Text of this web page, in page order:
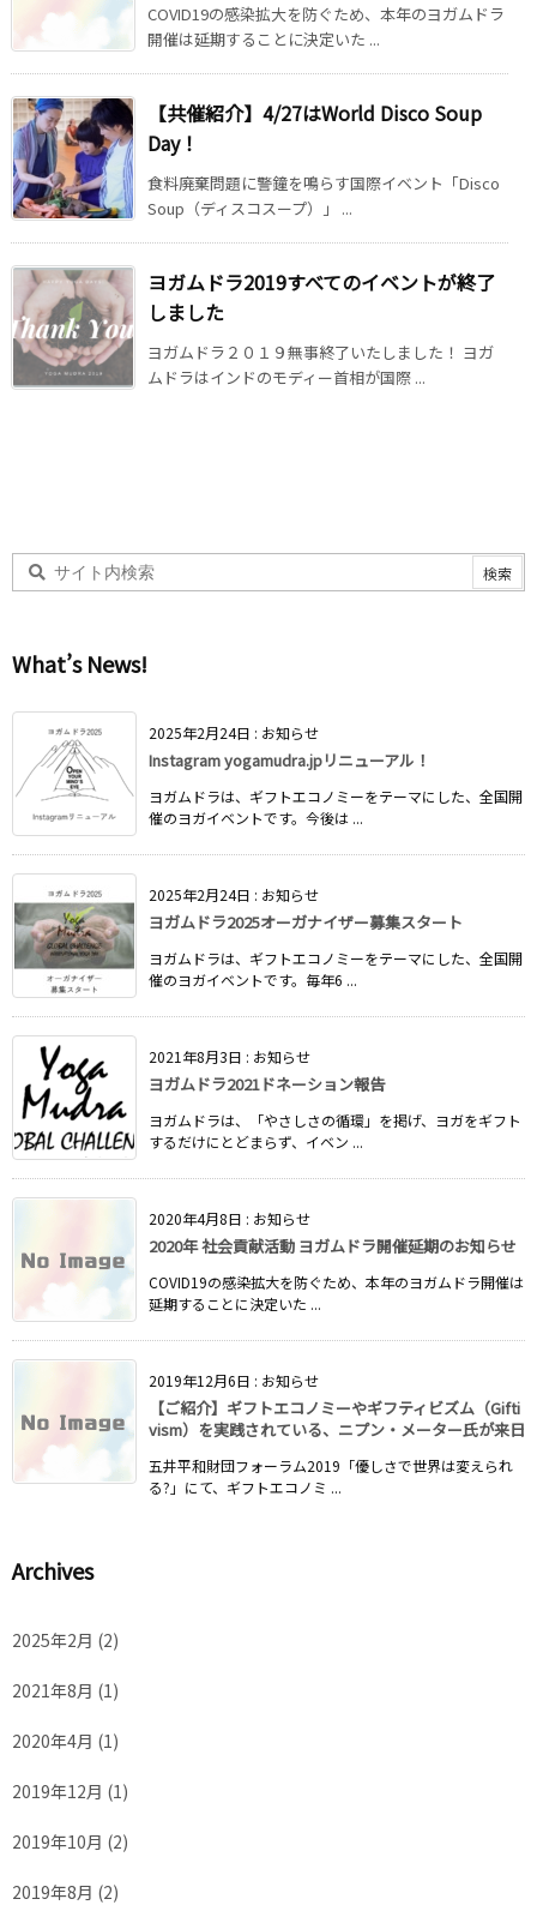
COVID19の感染拡大を防ぐため、本年のヨガムドラ
開催は延期することに決定いた ...
【共催紹介】4/27はWorld Disco Soup
Day！
食料廃棄問題に警鐘を鳴らす国際イベント「Disco
Soup（ディスコスープ）」 ...
ヨガムドラ2019すべてのイベントが終了
しました
ヨガムドラ２０１９無事終了いたしました！ ヨガ
ムドラはインドのモディー首相が国際 ...
What’s News!
2025年2月24日 : お知らせ
Instagram yogamudra.jpリニューアル！
ヨガムドラは、ギフトエコノミーをテーマにした、全国開
催のヨガイベントです。今後は ...
2025年2月24日 : お知らせ
ヨガムドラ2025オーガナイザー募集スタート
ヨガムドラは、ギフトエコノミーをテーマにした、全国開
催のヨガイベントです。毎年6 ...
2021年8月3日 : お知らせ
ヨガムドラ2021ドネーション報告
ヨガムドラは、「やさしさの循環」を掲げ、ヨガをギフト
するだけにとどまらず、イベン ...
2020年4月8日 : お知らせ
2020年 社会貢献活動 ヨガムドラ開催延期のお知らせ
COVID19の感染拡大を防ぐため、本年のヨガムドラ開催は
延期することに決定いた ...
2019年12月6日 : お知らせ
【ご紹介】ギフトエコノミーやギフティビズム（Gifti
vism）を実践されている、ニプン・メーター氏が来日
五井平和財団フォーラム2019「優しさで世界は変えられ
る?」にて、ギフトエコノミ ...
Archives
2025年2月 (2)
2021年8月 (1)
2020年4月 (1)
2019年12月 (1)
2019年10月 (2)
2019年8月 (2)